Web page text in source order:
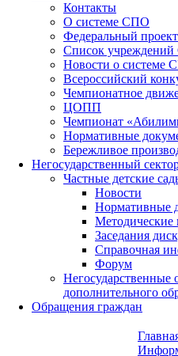
Контакты
О системе СПО
Федеральный
Список
Новости о системе
Всероссийский
Чемпионатное
ЦОПП
Чемпионат
Нормативные
Бережливое
Негосударственный
Частные детские
Новости
Нормативные
Методические
Заседания
Справочная
Форум
Негосударственные
дополнительного
Обращения граждан